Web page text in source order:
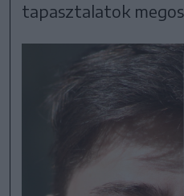
tapasztalatok